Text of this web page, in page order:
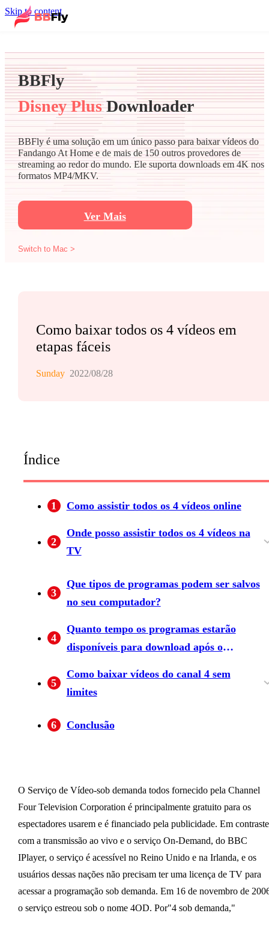
Skip to content
BBFly
Disney PlusDownloader
BBFly é uma solução em um único passo para baixar vídeos do
Fandango At Home e de mais de 150 outros provedores de
streaming ao redor do mundo. Ele suporta downloads em 4K nos
formatos MP4/MKV.
Ver Mais
Switch to Mac >
Como baixar todos os 4 vídeos em
etapas fáceis
Sunday 2022/08/28
Índice
1 Como assistir todos os 4 vídeos online
2
Onde posso assistir todos os 4 vídeos na
TV
3
Que tipos de programas podem ser salvos
no seu computador?
4
Quanto tempo os programas estarão
disponíveis para download após o
5
Como baixar vídeos do canal 4 sem
limites
6 Conclusão
O Serviço de Vídeo-sob demanda todos fornecido pela Channel
Four Television Corporation é principalmente gratuito para os
espectadores usarem e é financiado pela publicidade. Em contraste
com a transmissão ao vivo e o serviço On-Demand, do BBC
IPlayer, o serviço é acessível no Reino Unido e na Irlanda, e os
usuários dessas nações não precisam ter uma licença de TV para
acessar a programação sob demanda. Em 16 de novembro de
o serviço estreou sob o nome 4OD. Por"4 sob demanda,"